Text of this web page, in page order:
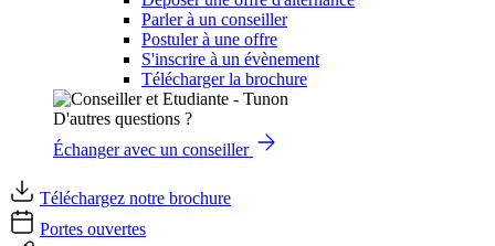
Parler à un conseiller
Postuler à une offre
S'inscrire à un évènement
Télécharger la brochure
D'autres questions ?
Échanger avec un conseiller
Téléchargez notre brochure
Portes ouvertes